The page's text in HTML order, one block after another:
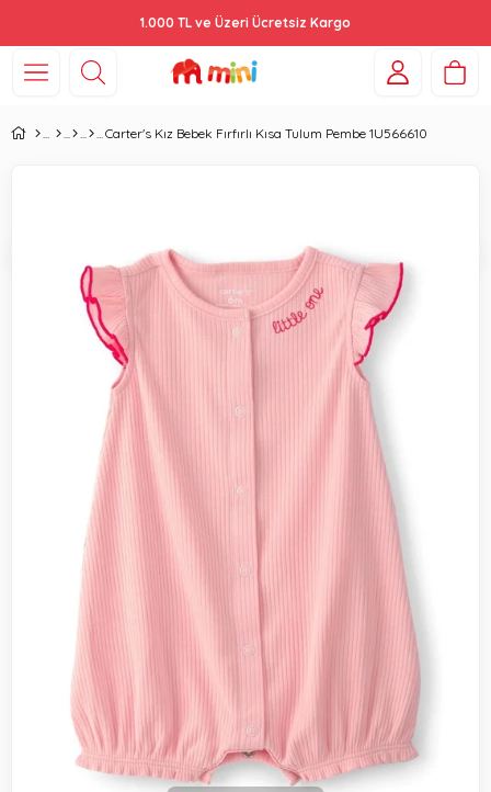
1.000 TL ve Üzeri Ücretsiz Kargo
Carter's Kız Bebek Fırfırlı Kısa Tulum Pembe 1U566610